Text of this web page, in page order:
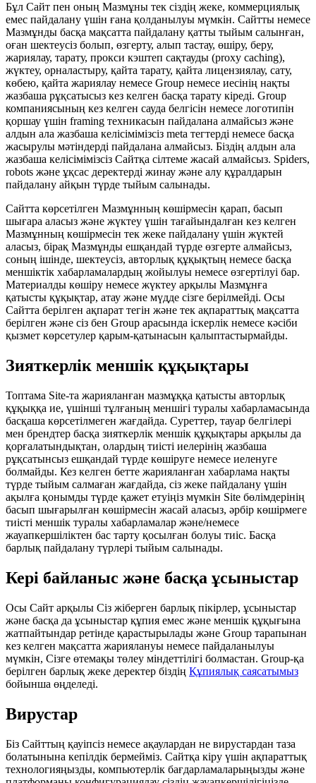
Бұл Сайт пен оның Мазмұны тек сіздің жеке, коммерциялық
емес пайдалану үшін ғана қолданылуы мүмкін. Сайтты немесе
Мазмұнды басқа мақсатта пайдалану қатты тыйым салынған,
оған шектеусіз болып, өзгерту, алып тастау, өшіру, беру,
жариялау, тарату, прокси кэштеп сақтауды (proxy caching),
жүктеу, орналастыру, қайта тарату, қайта лицензиялау, сату,
көбею, қайта жариялау немесе Group немесе иесінің нақты
жазбаша рұқсатысыз кез келген басқа тарату кіреді. Group
компаниясының кез келген сауда белгісін немесе логотипін
қоршау үшін framing техникасын пайдалана алмайсыз және
алдын ала жазбаша келісімімізсіз meta тегтерді немесе басқа
жасырулы мәтіндерді пайдалана алмайсыз. Біздің алдын ала
жазбаша келісімімізсіз Сайтқа сілтеме жасай алмайсыз. Spiders,
robots және ұқсас деректерді жинау және алу құралдарын
пайдалану айқын түрде тыйым салынады.
Сайтта көрсетілген Мазмұнның көшірмесін қарап, басып
шығара аласыз және жүктеу үшін тағайындалған кез келген
Мазмұнның көшірмесін тек жеке пайдалану үшін жүктей
аласыз, бірақ Мазмұнды ешқандай түрде өзгерте алмайсыз,
соның ішінде, шектеусіз, авторлық құқықтың немесе басқа
меншіктік хабарламалардың жойылуы немесе өзгертілуі бар.
Материалды көшіру немесе жүктеу арқылы Мазмұнға
қатысты құқықтар, атау және мүдде сізге берілмейді. Осы
Сайтта берілген ақпарат тегін және тек ақпараттық мақсатта
берілген және сіз бен Group арасында іскерлік немесе кәсіби
қызмет көрсетулер қарым-қатынасын қалыптастырмайды.
Зияткерлік меншік құқықтары
Топтама Site-та жарияланған мазмұққа қатысты авторлық
құқыққа ие, үшінші тұлғаның меншігі туралы хабарламасында
басқаша көрсетілмеген жағдайда. Суреттер, тауар белгілері
мен брендтер басқа зияткерлік меншік құқықтары арқылы да
қорғалатындықтан, олардың тиісті иелерінің жазбаша
рұқсатынсыз ешқандай түрде көшіруге немесе иеленуге
болмайды. Кез келген бетте жарияланған хабарлама нақты
түрде тыйым салмаған жағдайда, сіз жеке пайдалану үшін
ақылға қонымды түрде қажет етуіңіз мүмкін Site бөлімдерінің
басып шығарылған көшірмесін жасай аласыз, әрбір көшірмеге
тиісті меншік туралы хабарламалар және/немесе
жауапкершіліктен бас тарту қосылған болуы тиіс. Басқа
барлық пайдалану түрлері тыйым салынады.
Кері байланыс және басқа ұсыныстар
Осы Сайт арқылы Сіз жіберген барлық пікірлер, ұсыныстар
және басқа да ұсыныстар құпия емес және меншік құқығына
жатпайтындар ретінде қарастырылады және Group тарапынан
кез келген мақсатта жариялануы немесе пайдаланылуы
мүмкін, Сізге өтемақы төлеу міндеттілігі болмастан. Group‑қа
берілген барлық жеке деректер біздің Құпиялық саясатымыз
бойынша өңделеді.
Вирустар
Біз Сайттың қауіпсіз немесе ақаулардан не вирустардан таза
болатынына кепілдік бермейміз. Сайтқа кіру үшін ақпараттық
технологияңызды, компьютерлік бағдарламаларыңызды және